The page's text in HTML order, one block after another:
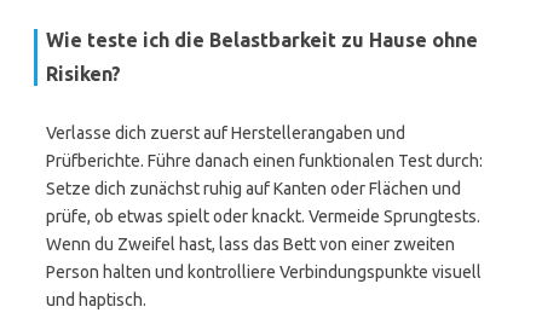
Wie teste ich die Belastbarkeit zu Hause ohne
Risiken?
Verlasse dich zuerst auf Herstellerangaben und
Prüfberichte. Führe danach einen funktionalen Test durch:
Setze dich zunächst ruhig auf Kanten oder Flächen und
prüfe, ob etwas spielt oder knackt. Vermeide Sprungtests.
Wenn du Zweifel hast, lass das Bett von einer zweiten
Person halten und kontrolliere Verbindungspunkte visuell
und haptisch.